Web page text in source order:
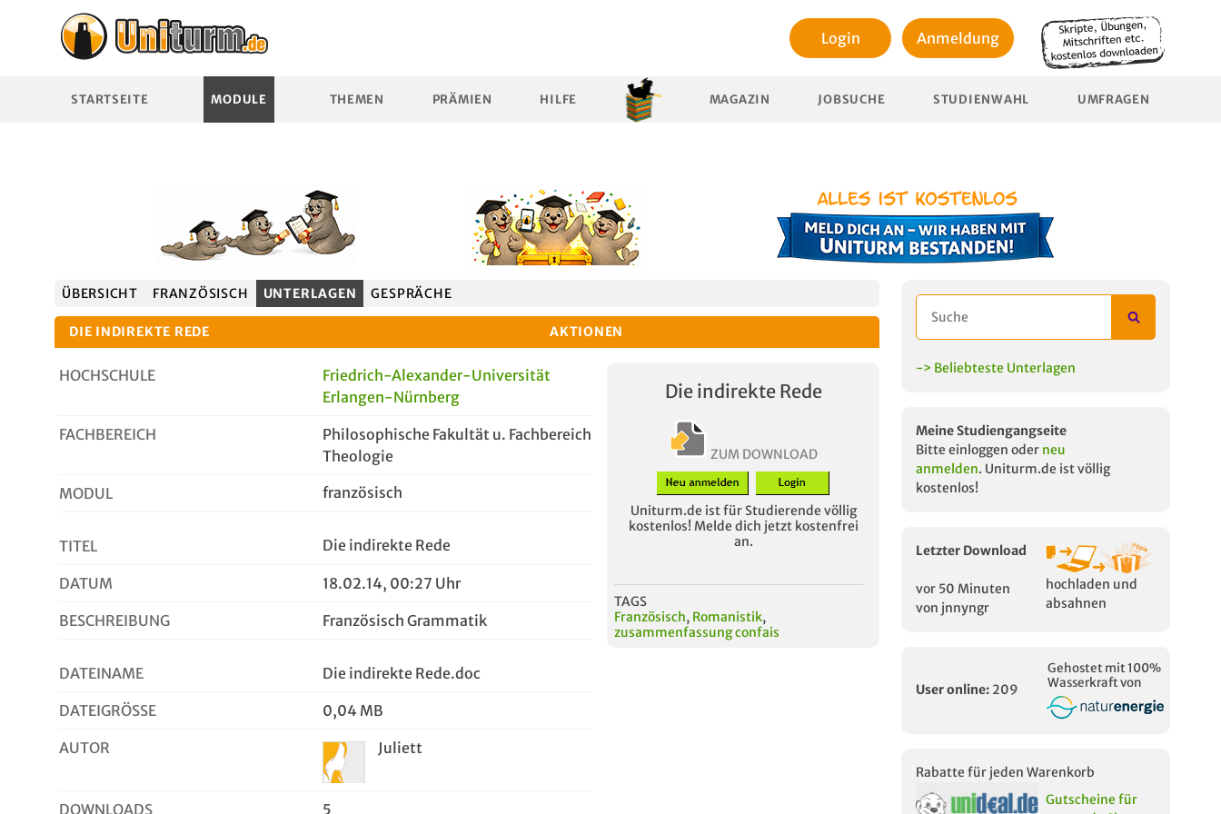
Login Anmeldung
STARTSEITE MODULE THEMEN PRÄMIEN HILFE MAGAZIN JOBSUCHE STUDIENWAHL UMFRAGEN
ÜBERSICHT FRANZÖSISCH UNTERLAGEN GESPRÄCHE
DIE INDIREKTE REDE AKTIONEN
HOCHSCHULE
Friedrich-Alexander-Universität
Erlangen-Nürnberg
FACHBEREICH
Philosophische Fakultät u. Fachbereich
Theologie
MODUL französisch
TITEL Die indirekte Rede
DATUM 18.02.14, 00:27 Uhr
BESCHREIBUNG Französisch Grammatik
DATEINAME Die indirekte Rede.doc
DATEIGRÖSSE 0,04 MB
AUTOR Juliett
DOWNLOADS 5
Die indirekte Rede
ZUM DOWNLOAD
Uniturm.de ist für Studierende völlig
kostenlos! Melde dich jetzt kostenfrei
an.
TAGS
Französisch, Romanistik,
zusammenfassung confais
-> Beliebteste Unterlagen
Meine Studiengangseite
Bitte einloggen oder neu
anmelden. Uniturm.de ist völlig
kostenlos!
Letzter Download
vor 50 Minuten
von jnnyngr
hochladen und
absahnen
User online: 209
Gehostet mit 100%
Wasserkraft von
Rabatte für jeden Warenkorb
Gutscheine für